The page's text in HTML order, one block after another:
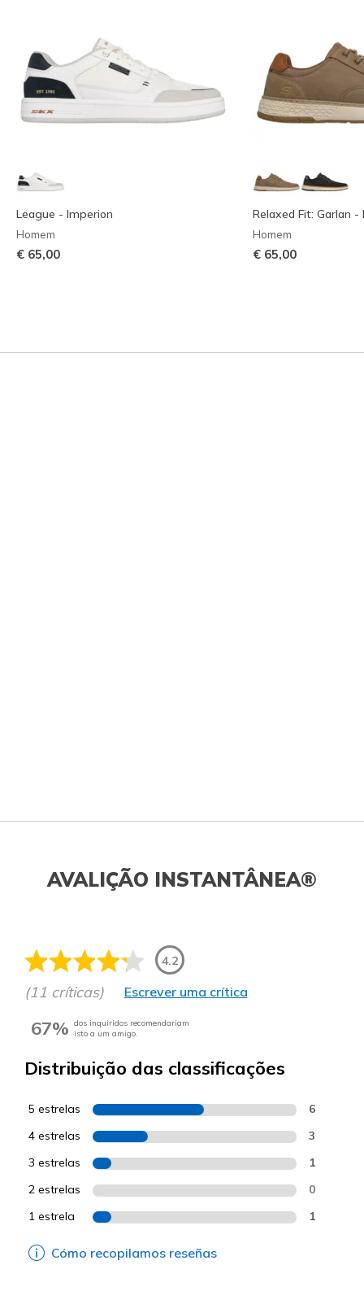
League - Imperion
Homem
€ 65,00
Relaxed Fit: Garlan -
Homem
€ 65,00
AVALIÇÃO INSTANTÂNEA®
4.2
(11 críticas) Escrever uma crítica
67% dos inquiridos recomendariam
isto a um amigo.
Distribuição das classificações
5 estrelas 6
4 estrelas 3
3 estrelas 1
2 estrelas 0
1 estrela 1
Cómo recopilamos reseñas